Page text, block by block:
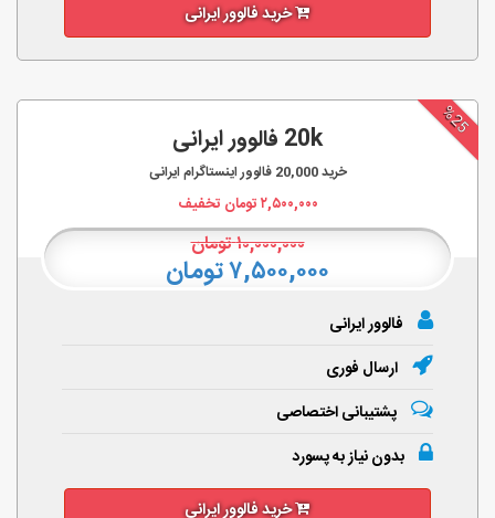
خرید فالوور ایرانی
%25
20k فالوور ایرانی
خرید20,000 فالوور اینستاگرام ایرانی
۲,۵۰۰,۰۰۰تومان تخفیف
۱۰,۰۰۰,۰۰۰تومان
۷,۵۰۰,۰۰۰ تومان
فالوور ایرانی
ارسال فوری
پشتیبانی اختصاصی
بدون نیاز به پسورد
خرید فالوور ایرانی